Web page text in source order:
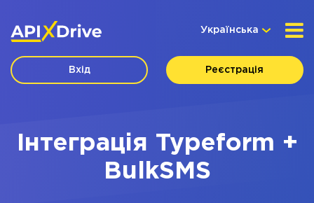
Українська
Вхід Реєстрація
Інтеграція Typeform +
BulkSMS